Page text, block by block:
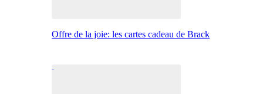
Offre de la joie: les cartes cadeau de Brack